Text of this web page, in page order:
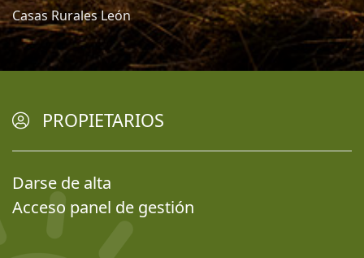
Casas Rurales León
PROPIETARIOS
Darse de alta
Acceso panel de gestión